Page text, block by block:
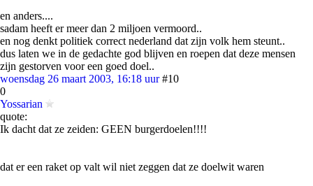
en anders....
sadam heeft er meer dan 2 miljoen vermoord..
en nog denkt politiek correct nederland dat zijn volk hem steunt..
dus laten we in de gedachte god blijven en roepen dat deze mensen
zijn gestorven voor een goed doel..
woensdag 26 maart 2003, 16:18 uur #10
0
Yossarian
quote:
Ik dacht dat ze zeiden: GEEN burgerdoelen!!!!
dat er een raket op valt wil niet zeggen dat ze doelwit waren